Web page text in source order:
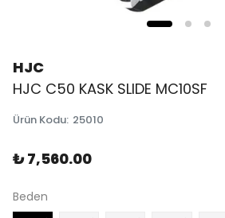
HJC
HJC C50 KASK SLIDE MC10SF
Ürün Kodu: 25010
₺ 7,560.00
Beden